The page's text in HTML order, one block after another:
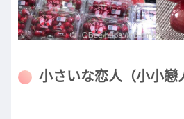
小さいな恋人（小小戀